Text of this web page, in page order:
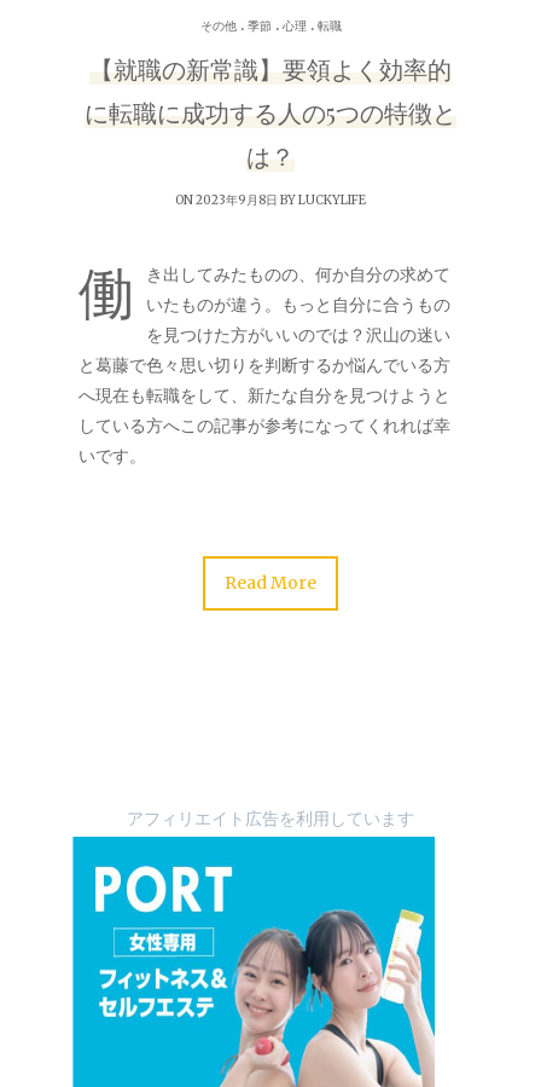
その他. 季節 . 心理 . 転職
【就職の新常識】要領よく効率的
に転職に成功する人の5つの特徴と
は？
ON 2023年9月8日 BYLUCKYLIFE
働
き出してみたものの、何か自分の求めて
いたものが違う。もっと自分に合うもの
を見つけた方がいいのでは？沢山の迷い
と葛藤で色々思い切りを判断するか悩んでいる方
へ現在も転職をして、新たな自分を見つけようと
している方へこの記事が参考になってくれれば幸
いです。
Read More
アフィリエイト広告を利用しています